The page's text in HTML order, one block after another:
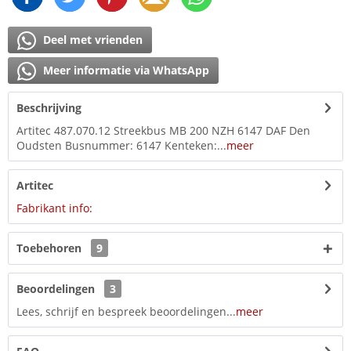
Deel met vrienden
Meer informatie via WhatsApp
Beschrijving
Artitec 487.070.12 Streekbus MB 200 NZH 6147 DAF Den
Oudsten Busnummer: 6147 Kenteken:...meer
Artitec
Fabrikant info:
Toebehoren 9
Beoordelingen
3
Lees, schrijf en bespreek beoordelingen...meer